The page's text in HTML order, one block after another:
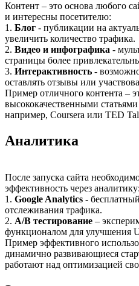
Контент – это основа любого
и интересны посетителю:
1. Блог - публикации на
увеличить количество трафика.
2. Видео и инфографика -
страницы более
3. Интерактивность -
оставлять отзывы или
Пример отличного контента –
высококачественными
например, Coursera или TED
Аналитика
После запуска сайта
эффективность через аналитику:
1. Google Analytics -
отслеживания трафика.
2. A/B тестирование –
функционалом для улучшения
Пример эффективного
динамично развивающиеся
работают над оптимизацией